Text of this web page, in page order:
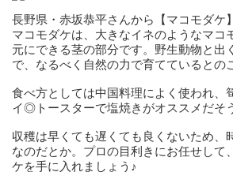
長野県・赤坂恭平さんから【マコモダケ
マコモダケは、大きなイネのようなマコ
元にできる茎の部分です。野生動物と出
で、なるべく自然の力で育てているとの
食べ方としては中国料理によく使われ、
イ◎トースターで塩焼きがオススメだそ
収穫は早くても遅くても良くないため、
なのだとか。プロの目利きにお任せして
ケを手に入れましょう♪